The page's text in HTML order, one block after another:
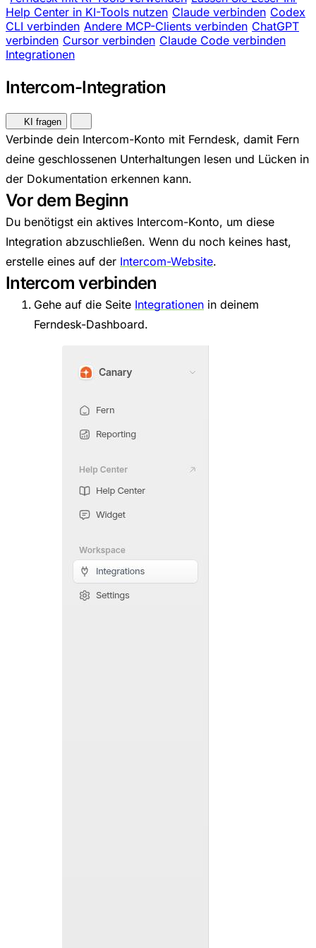
Help Center in KI-Tools nutzen Claude verbinden Codex
CLI verbinden Andere MCP-Clients verbinden ChatGPT
verbinden Cursor verbinden Claude Code verbinden
Integrationen
Intercom-Integration
KI fragen
Verbinde dein Intercom-Konto mit Ferndesk, damit Fern
deine geschlossenen Unterhaltungen lesen und Lücken in
der Dokumentation erkennen kann.
Vor dem Beginn
Du benötigst ein aktives Intercom-Konto, um diese
Integration abzuschließen. Wenn du noch keines hast,
erstelle eines auf der Intercom-Website.
Intercom verbinden
Gehe auf die Seite Integrationen in deinem
Ferndesk-Dashboard.